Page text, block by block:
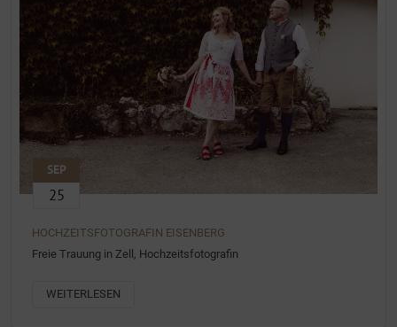
SEP
25
HOCHZEITSFOTOGRAFIN EISENBERG
Freie Trauung in Zell, Hochzeitsfotografin
WEITERLESEN